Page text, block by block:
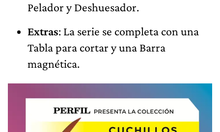
Pelador y Deshuesador.
Extras: La serie se completa con una
Tabla para cortar y una Barra
magnética.